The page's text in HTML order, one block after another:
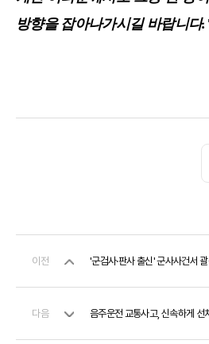
방향을 잡아나가시길 바랍니다
이전 '군검사·판사 출신' 군사사건서
다음